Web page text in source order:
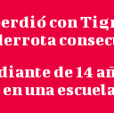
con
de 14
una